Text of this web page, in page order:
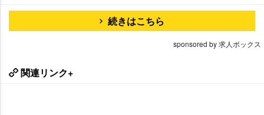
続きはこちら
sponsored by 求人ボックス
関連リンク+